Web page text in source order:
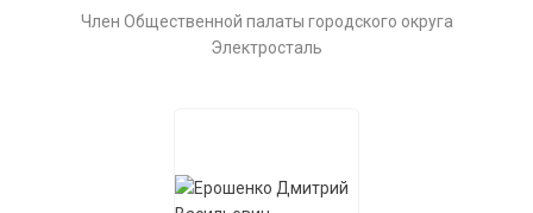
Член Общественной палаты городского округа
Электросталь